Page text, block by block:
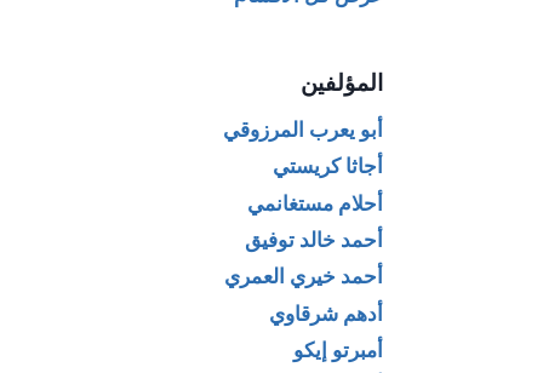
المؤلفين
أبو يعرب المرزوقي
أجاثا كريستي
أحلام مستغانمي
أحمد خالد توفيق
أحمد خيري العمري
أدهم شرقاوي
أمبرتو إيكو